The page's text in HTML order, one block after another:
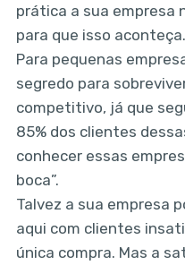
prática a sua empresa
para que isso aconteça.
Para pequenas
segredo para
competitivo, já que
85% dos clientes
conhecer essas
boca”.
Talvez a sua empresa
aqui com clientes
única compra. Mas a